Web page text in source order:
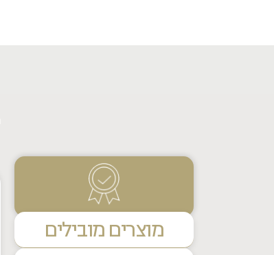
מוצרים מובילים